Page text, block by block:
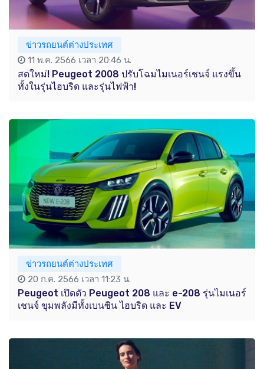
ข่าวรถยนต์ต่างประเทศ
11 พ.ค. 2566 เวลา 20:46 น.
สดใหม่! Peugeot 2008 ปรับโฉมไมเนอร์เชนจ์ แรงขึ้น
ทั้งในรุ่นไฮบริด และรุ่นไฟฟ้า!
ข่าวรถยนต์ต่างประเทศ
20 ก.ค. 2566 เวลา 11:23 น.
Peugeot เปิดตัว Peugeot 208 และ e-208 รุ่นไมเนอร์
เชนจ์ ขุมพลังมีทั้งเบนซิน ไฮบริด และ EV